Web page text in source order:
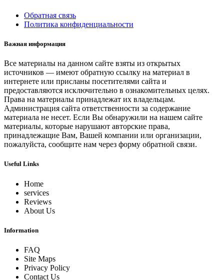
Обратная связь
Политика конфиденциальности
Важная информация
Все материалы на данном сайте взяты из открытых
источников — имеют обратную ссылку на материал в
интернете или присланы посетителями сайта и
предоставляются исключительно в ознакомительных целях.
Права на материалы принадлежат их владельцам.
Администрация сайта ответственности за содержание
материала не несет. Если Вы обнаружили на нашем сайте
материалы, которые нарушают авторские права,
принадлежащие Вам, Вашей компании или организации,
пожалуйста, сообщите нам через форму обратной связи.
Useful Links
Home
services
Reviews
About Us
Information
FAQ
Site Maps
Privacy Policy
Contact Us